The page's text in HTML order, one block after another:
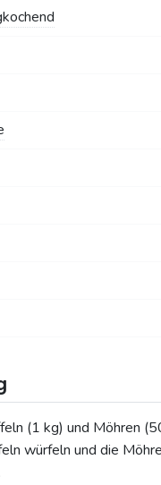
(1 kg) und Möhren
würfeln und die